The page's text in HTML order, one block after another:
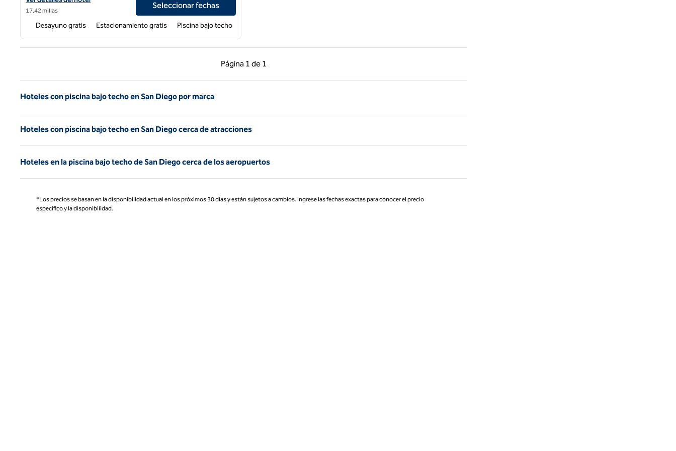
17,42 millas
Seleccionar fechas
Desayuno gratis Estacionamiento gratis Piscina bajo techo
Página 1 de 1
Página anterior, 1 de 1
Página 1 de 1
Hoteles con piscina bajo techo en San Diego por marca
Hoteles con piscina bajo techo en San Diego cerca de atracciones
Hoteles en la piscina bajo techo de San Diego cerca de los aeropuertos
*Los precios se basan en la disponibilidad actual en los próximos 30 días y están sujetos a cambios. Ingrese las fechas exactas para conocer el precio
específico y la disponibilidad.